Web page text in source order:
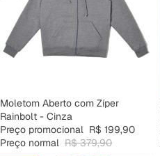
PROMOÇÃO
Moletom Aberto com Zíper
Rainbolt - Cinza
Preço promocional R$ 199,90
Preço normal R$ 379,90